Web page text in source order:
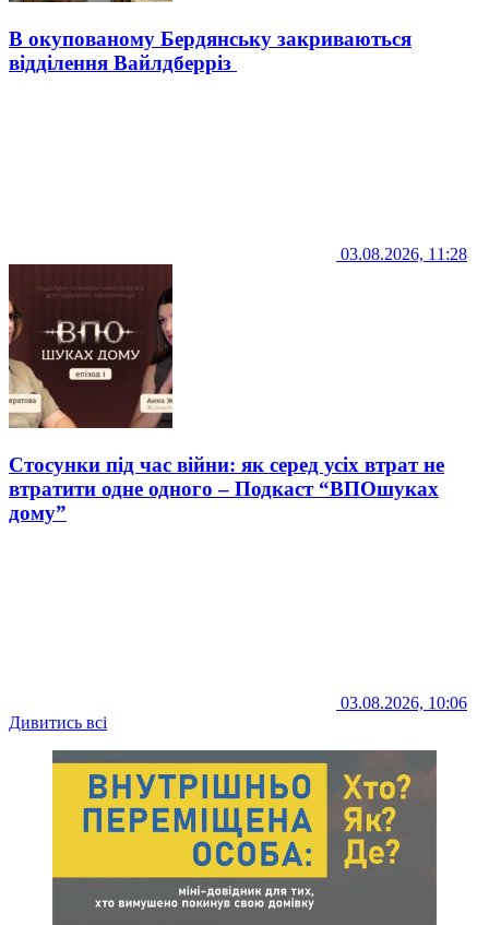
В окупованому Бердянську закриваються
відділення Вайлдберріз
03.08.2026, 11:28
Стосунки під час війни: як серед усіх втрат не
втратити одне одного – Подкаст “ВПОшуках
дому”
03.08.2026, 10:06
Дивитись всі